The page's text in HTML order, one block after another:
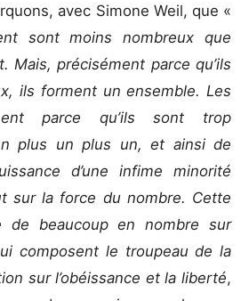
avec Simone Weil, que «
sont moins nombreux que
Mais, précisément parce qu’ils
ils forment un ensemble. Les
parce qu’ils sont trop
plus un plus un, et ainsi de
d’une infime minorité
sur la force du nombre. Cette
de beaucoup en nombre sur
composent le troupeau de la
sur l’obéissance et la liberté,